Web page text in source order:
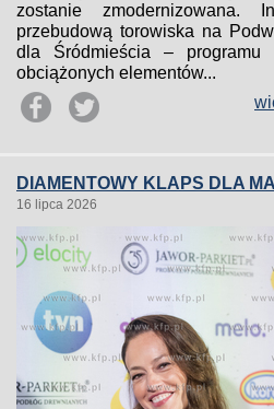
zostanie zmodernizowana.
przebudową torowiska na
dla Śródmieścia – programu
obciążonych elementów...
DIAMENTOWY KLAPS DLA
16 lipca 2026